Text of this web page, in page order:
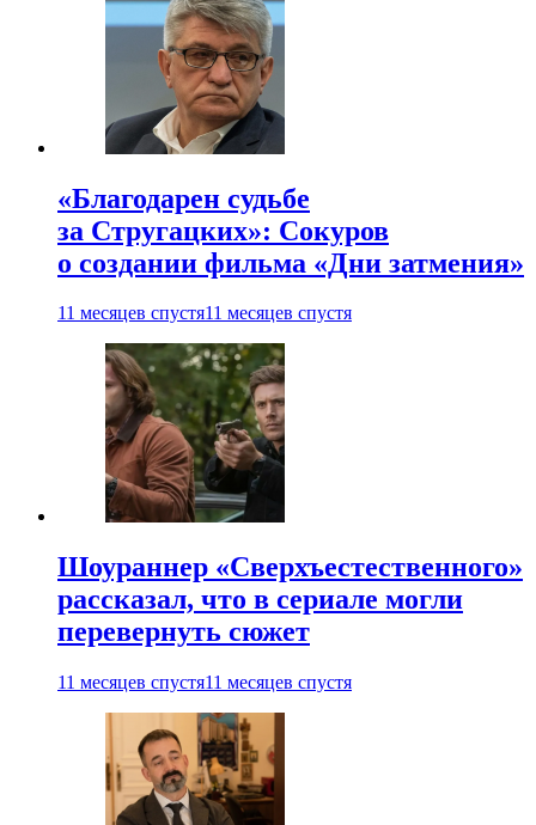
«Благодарен судьбе
за Стругацких»: Сокуров
о создании фильма «Дни затмения»
11 месяцев спустя11 месяцев спустя
Шоураннер «Сверхъестественного»
рассказал, что в сериале могли
перевернуть сюжет
11 месяцев спустя11 месяцев спустя